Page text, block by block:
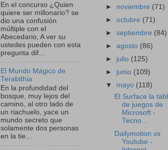
En el concurso ¿Quien
quiere ser millonario? se
dio una confusión
múltiple con el
Abecedario, A ver su
ustedes pueden con esta
pregunta dif...
El Mundo Mágico de
Terabithia
En la profundidad del
bosque, muy lejos del
camino, al otro lado de
un riachuelo, yace un
mundo secreto que
solamente dos personas
en la tie...
► noviembre (71)
►octubre (71)
►septiembre (84)
►agosto (86)
► julio (125)
► junio (109)
▼ mayo (118)
El Surface la
de juegos de
Microsoft -
Tecno...
Dailymotion vs
Youtube -